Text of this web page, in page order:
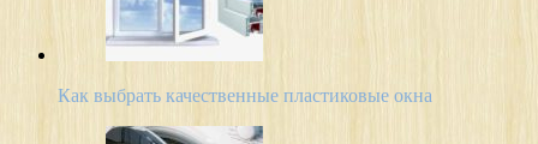
Как выбрать качественные пластиковые окна